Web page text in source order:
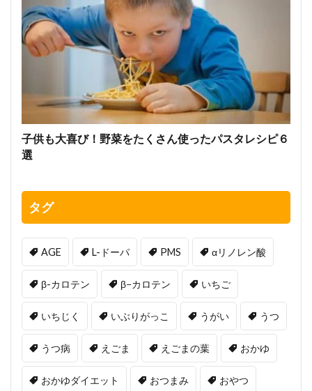
子供も大喜び！野菜をたくさん使ったパスタレシピ６
選
タグ
AGE L-ドーパ PMS αリノレン酸
β-カロテン β−カロテン いちご
いちじく いぶりがっこ うがい うつ
うつ病 えごま えごまの葉 おかゆ
おかゆダイエット おつまみ おやつ